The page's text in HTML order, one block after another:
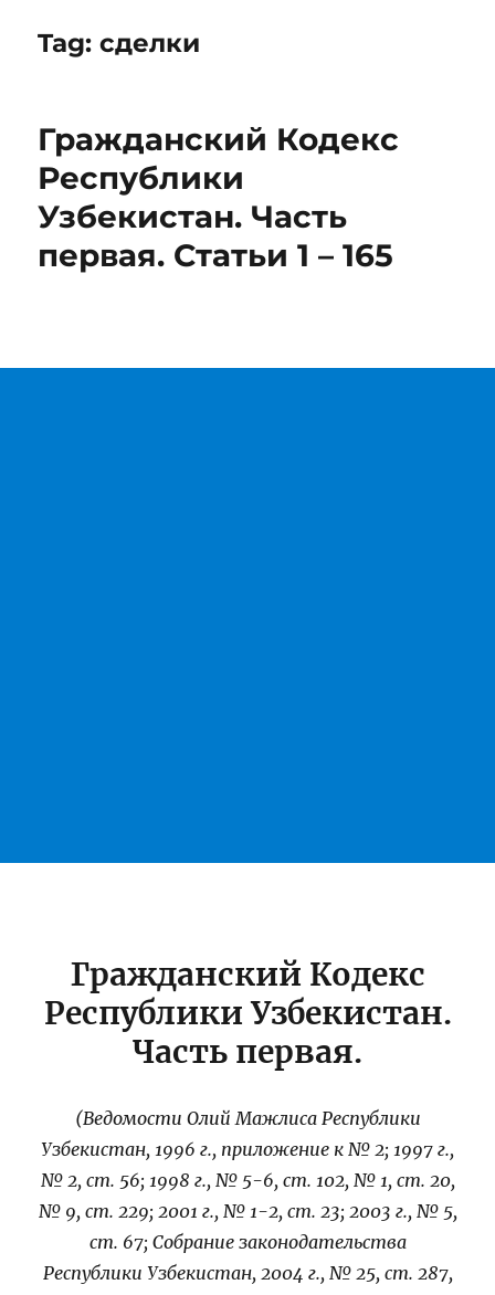
Tag:сделки
Гражданский Кодекс
Республики
Узбекистан. Часть
первая. Статьи 1 – 165
Гражданский Кодекс
Республики Узбекистан.
Часть первая.
(Ведомости Олий Мажлиса Республики
Узбекистан, 1996 г., приложение к № 2; 1997 г.,
№ 2, ст. 56; 1998 г., № 5-6, ст. 102, № 1, ст. 20,
№ 9, ст. 229; 2001 г., № 1-2, ст. 23; 2003 г., № 5,
ст. 67; Собрание законодательства
Республики Узбекистан, 2004 г., № 25, ст. 287,